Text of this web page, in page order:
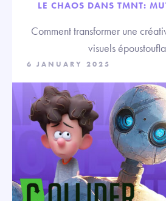
LE CHAOS DANS TMNT:
Comment transformer une
visuels
6 JANUARY 2025